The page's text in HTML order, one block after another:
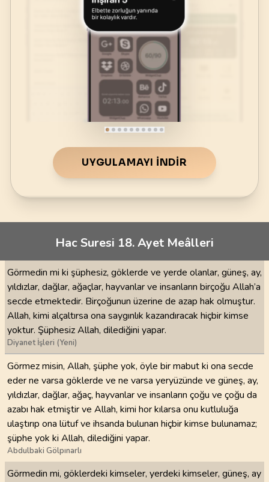
UYGULAMAYI İNDIR
Hac Suresi 18. Ayet Meâlleri
Görmedin mi ki şüphesiz, göklerde ve yerde olanlar, güneş, ay,
yıldızlar, dağlar, ağaçlar, hayvanlar ve insanların birçoğu Allah’a
secde etmektedir. Birçoğunun üzerine de azap hak olmuştur.
Allah, kimi alçaltırsa ona saygınlık kazandıracak hiçbir kimse
yoktur. Şüphesiz Allah, dilediğini yapar.
Diyanet İşleri (Yeni)
Görmez misin, Allah, şüphe yok, öyle bir mabut ki ona secde
eder ne varsa göklerde ve ne varsa yeryüzünde ve güneş, ay,
yıldızlar, dağlar, ağaç, hayvanlar ve insanların çoğu ve çoğu da
azabı hak etmiştir ve Allah, kimi hor kılarsa onu kutluluğa
ulaştırıp ona lütuf ve ihsanda bulunan hiçbir kimse bulunamaz;
şüphe yok ki Allah, dilediğini yapar.
Abdulbaki Gölpınarlı
Görmedin mi, göklerdeki kimseler, yerdeki kimseler, güneş, ay